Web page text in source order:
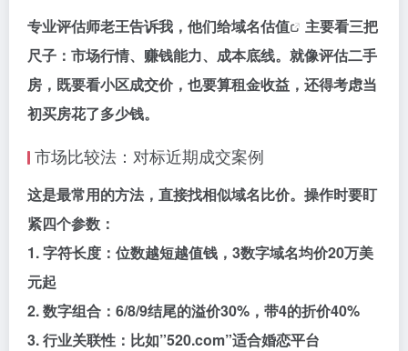
专业评估师老王告诉我，他们给域名估值
主要看三把
尺子：市场行情、赚钱能力、成本底线。就像评估二手
房，既要看小区成交价，也要算租金收益，还得考虑当
初买房花了多少钱。
市场比较法：对标近期成交案例
这是最常用的方法，直接找相似域名比价。操作时要盯
紧四个参数：
1. 字符长度：位数越短越值钱，3数字域名均价20万美
元起
2. 数字组合：6/8/9结尾的溢价30%，带4的折价40%
3. 行业关联性：比如”520.com”适合婚恋平台